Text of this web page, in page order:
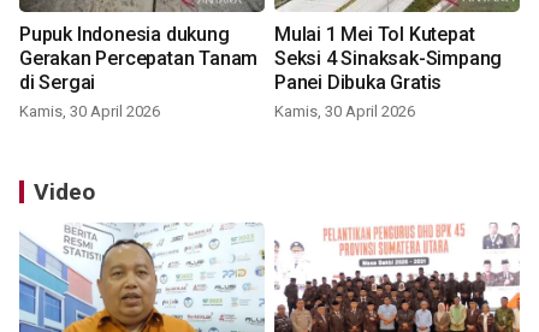
Pupuk Indonesia dukung
Gerakan Percepatan Tanam
di Sergai
Kamis, 30 April 2026
Mulai 1 Mei Tol Kutepat
Seksi 4 Sinaksak-Simpang
Panei Dibuka Gratis
Kamis, 30 April 2026
Video